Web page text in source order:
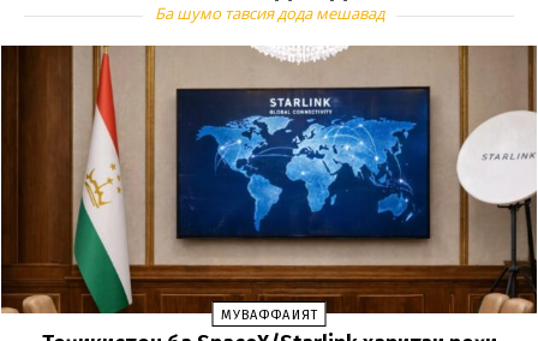
Ба шумо тавсия дода мешавад
МУВАФФАҚИЯТ